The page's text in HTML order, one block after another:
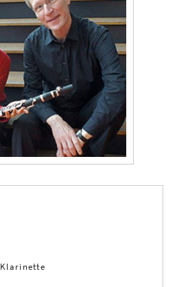
Klarinette
Kontakt
Impressum